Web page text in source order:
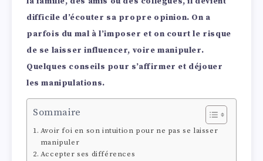
difficile d’écouter sa propre opinion. On a
parfois du mal à l’imposer et on court le risque
de se laisser influencer, voire manipuler.
Quelques conseils pour s’affirmer et déjouer
les manipulations.
Sommaire
Avoir foi en son intuition pour ne pas se laisser
manipuler
Accepter ses différences